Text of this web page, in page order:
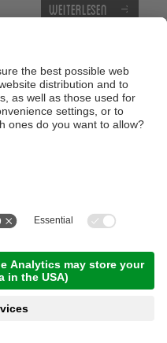
Weiterlesen
- Family
Weiterlesen
um die
h Kondition 3/5,Ötzi
Weiterlesen
um die
h,Kondition 5/5